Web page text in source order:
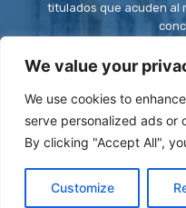
We value your
We use cookies to
serve personalized ads or
By clicking "Accept All",
Customize
titulados que acuden al
Contacto:
© Be First SL - ISSN: 2444-
RS8C2UZT5H | Stock images